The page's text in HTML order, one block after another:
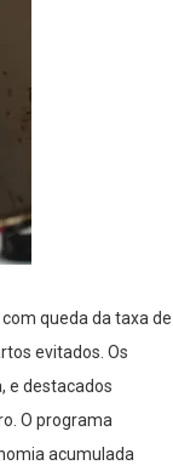
queda da taxa de
evitados. Os
e destacados
O programa
acumulada